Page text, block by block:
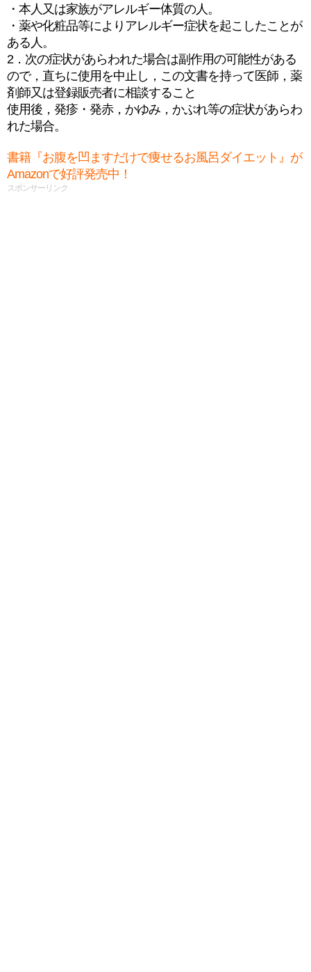
・本人又は家族がアレルギー体質の人。
・薬や化粧品等によりアレルギー症状を起こしたことが
ある人。
2．次の症状があらわれた場合は副作用の可能性がある
ので，直ちに使用を中止し，この文書を持って医師，薬
剤師又は登録販売者に相談すること
使用後，発疹・発赤，かゆみ，かぶれ等の症状があらわ
れた場合。
書籍『お腹を凹ますだけで痩せるお風呂ダイエット』が
Amazonで好評発売中！
スポンサーリンク